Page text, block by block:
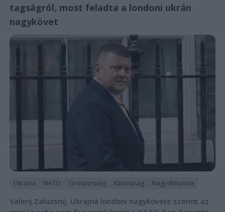
tagságról, most feladta a londoni ukrán
nagykövet
Ukrajna NATO Oroszország Katonaság Nagy-Britannia
Valerij Zaluzsnij, Ukrajna londoni nagykövete szerint az